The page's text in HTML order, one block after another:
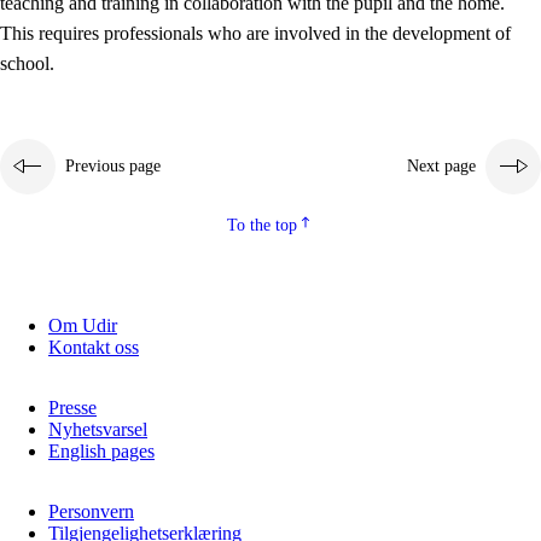
3.2 Teaching and differentiated instruction
3.3 Cooperation between home and school
3.4
On-the-job training in a training establishment and
3.5 Professional environment and school development
This requires professionals who are involved in the development of
school.
Previous page Next page
To the top
Om Udir
Kontakt oss
Presse
Nyhetsvarsel
English pages
Personvern
Tilgjengelighetserklæring